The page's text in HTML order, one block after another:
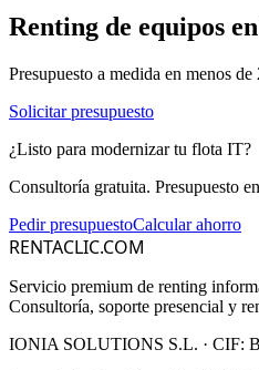
Renting de equipos en
Presupuesto a medida en menos
Solicitar presupuesto
¿Listo para modernizar tu flota IT?
Consultoría gratuita. Presupuesto
Pedir presupuestoCalcular ahorro
RENTACLIC.COM
Servicio premium de renting
Consultoría, soporte presencial y
IONIA SOLUTIONS S.L. · CIF: